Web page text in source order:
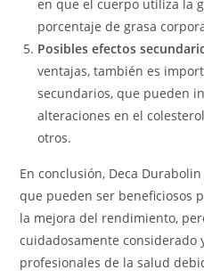
en que el cuerpo utiliza la
porcentaje de grasa
Posibles efectos
ventajas, también es
secundarios, que pueden
alteraciones en el
otros.
En conclusión, Deca
que pueden ser beneficiosos
la mejora del rendimiento,
cuidadosamente considerado
profesionales de la salud